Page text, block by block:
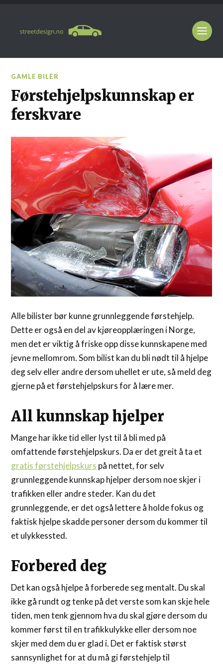
GAMLE BILER
Førstehjelpskunnskap er
ferskvare
Alle bilister bør kunne grunnleggende førstehjelp.
Dette er også en del av kjøreopplæringen i Norge,
men det er viktig å friske opp disse kunnskapene med
jevne mellomrom. Som bilist kan du bli nødt til å hjelpe
deg selv eller andre dersom uhellet er ute, så meld deg
gjerne på et førstehjelpskurs for å lære mer.
All kunnskap hjelper
Mange har ikke tid eller lyst til å bli med på
omfattende førstehjelpskurs. Da er det greit å ta et
gratis førstehjelpskurs på nettet, for selv
grunnleggende kunnskap hjelper dersom noe skjer i
trafikken eller andre steder. Kan du det
grunnleggende, er det også lettere å holde fokus og
faktisk hjelpe skadde personer dersom du kommer til
et ulykkessted.
Forbered deg
Det kan også hjelpe å forberede seg mentalt. Du skal
ikke gå rundt og tenke på det verste som kan skje hele
tiden, men tenk gjennom hva du skal gjøre dersom du
kommer først til en trafikkulykke eller dersom noe
skjer med dem du er glad i. Det er faktisk størst
sannsynlighet for at du må gi førstehjelp til